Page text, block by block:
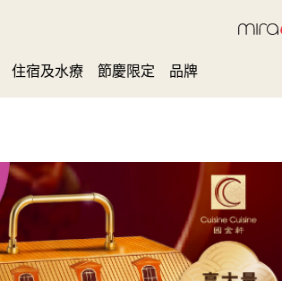
住宿及水療 節慶限定 品牌